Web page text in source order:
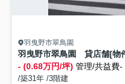
羽曳野市翠鳥園
羽曳野市翠鳥園 貸店舗[物
- (0.68万円/坪) 管理/共益費-
/築31年 /3階建